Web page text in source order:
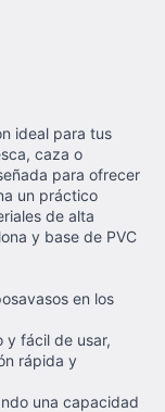
ideal para tus
caza o
para ofrecer
un práctico
de alta
y base de PVC
en los
y fácil de usar,
rápida y
una capacidad